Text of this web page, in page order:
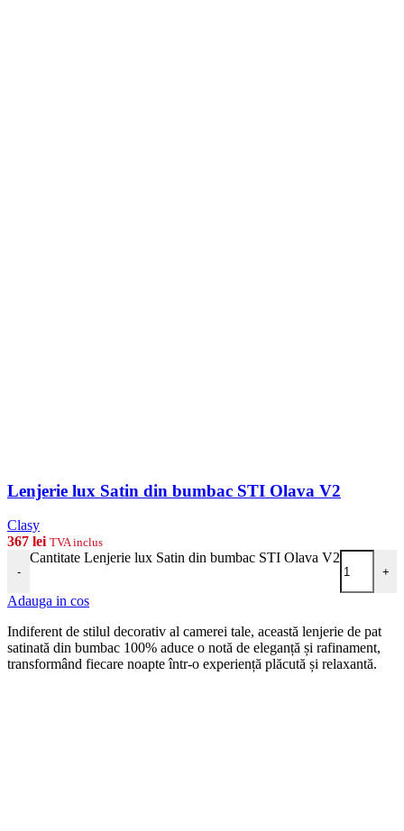
Lenjerie lux Satin din bumbac STI Olava V2
Clasy
367 lei TVA inclus
-
Cantitate Lenjerie lux Satin din bumbac STI Olava V2
+
Adauga in cos
Indiferent de stilul decorativ al camerei tale, această lenjerie de pat
satinată din bumbac 100% aduce o notă de eleganță și rafinament,
transformând fiecare noapte într-o experiență plăcută și relaxantă.